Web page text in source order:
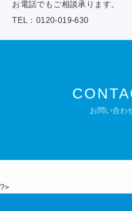
お電話でもご相談承ります。
TEL：0120-019-630
お問い合わ
?>